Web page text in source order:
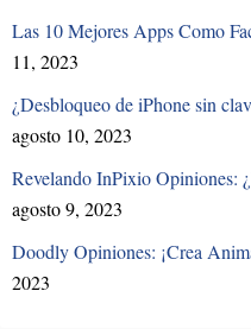
Las 10 Mejores Apps Como
11, 2023
¿Desbloqueo de iPhone sin
agosto 10, 2023
Revelando InPixio Opiniones:
agosto 9, 2023
Doodly Opiniones: ¡Crea
2023